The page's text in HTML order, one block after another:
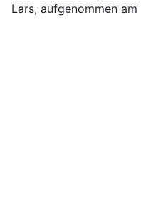
Lars, aufgenommen